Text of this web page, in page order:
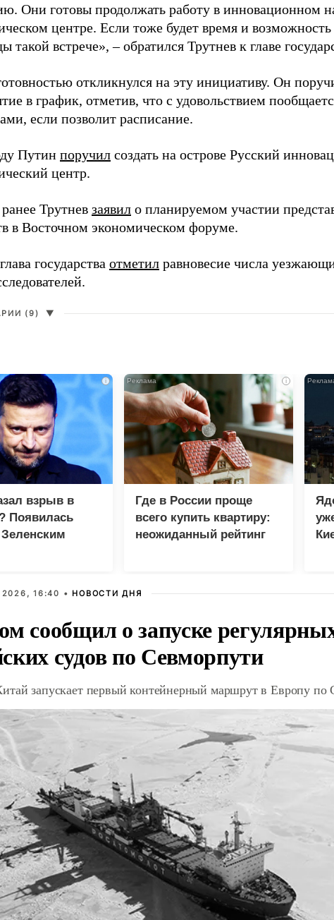
Они готовы продолжать работу в инновационном
центре. Если тоже будет время и
такой встрече», – обратился Трутнев к главе
откликнулся на эту инициативу. Он
в график, отметив, что с удовольствием
если позволит расписание.
Путин поручил создать на острове Русский
центр.
Трутнев заявил о планируемом участии
в Восточном экономическом форуме.
государства отметил равновесие числа
(9) ▼
i
взрыв в
Появилась
i
Где в России проще
всего купить квартиру:
неожиданный рейтинг
16:40 • НОВОСТИ ДНЯ
сообщил о запуске
судов по Севморпути
запускает первый контейнерный маршрут в Европу по